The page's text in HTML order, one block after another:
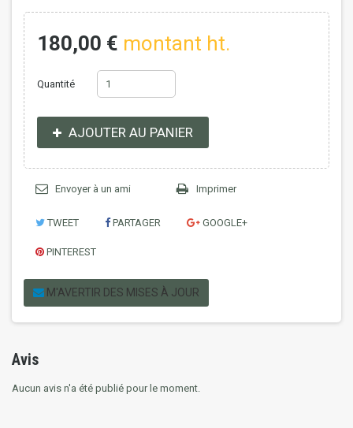
180,00 € montant ht.
Quantité
AJOUTER AU PANIER
Envoyer à un ami Imprimer
TWEET PARTAGER GOOGLE+
PINTEREST
M'AVERTIR DES MISES À JOUR
Avis
Aucun avis n'a été publié pour le moment.